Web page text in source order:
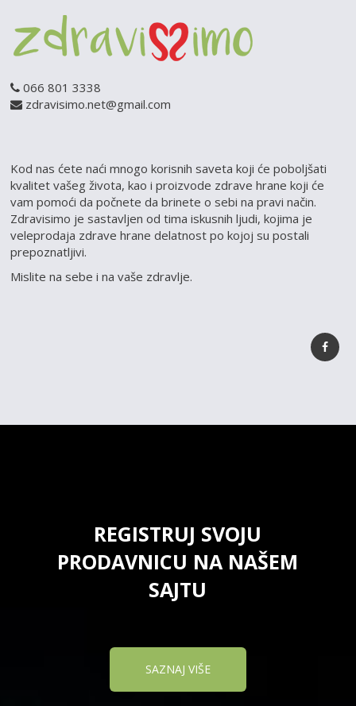
066 801 3338
zdravisimo.net@gmail.com
Kod nas ćete naći mnogo korisnih saveta koji će poboljšati
kvalitet vašeg života, kao i proizvode zdrave hrane koji će
vam pomoći da počnete da brinete o sebi na pravi način.
Zdravisimo je sastavljen od tima iskusnih ljudi, kojima je
veleprodaja zdrave hrane delatnost po kojoj su postali
prepoznatljivi.
Mislite na sebe i na vaše zdravlje.
REGISTRUJ SVOJU
PRODAVNICU NA NAŠEM
SAJTU
SAZNAJ VIŠE